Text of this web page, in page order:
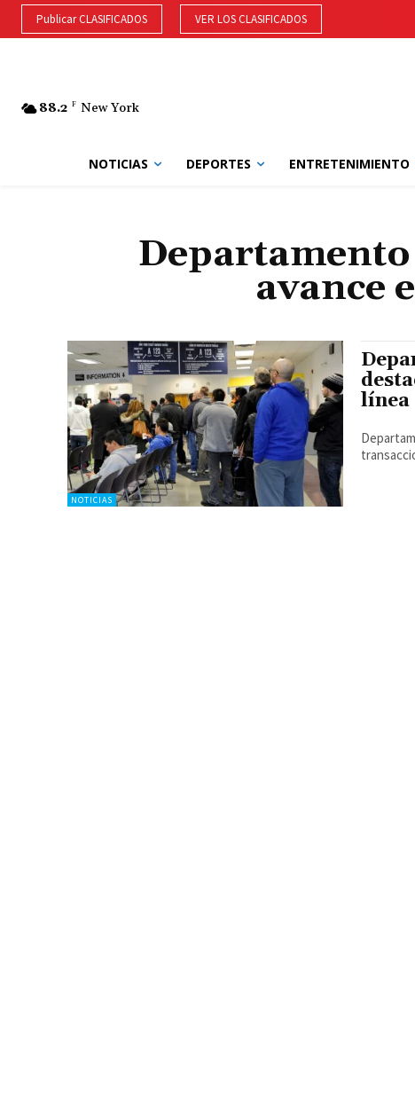
Publicar CLASIFICADOS VER LOS CLASIFICADOS
88.2 F New York
NOTICIAS DEPORTES ENTRETENIMIENTO
avance
NOTICIAS
línea